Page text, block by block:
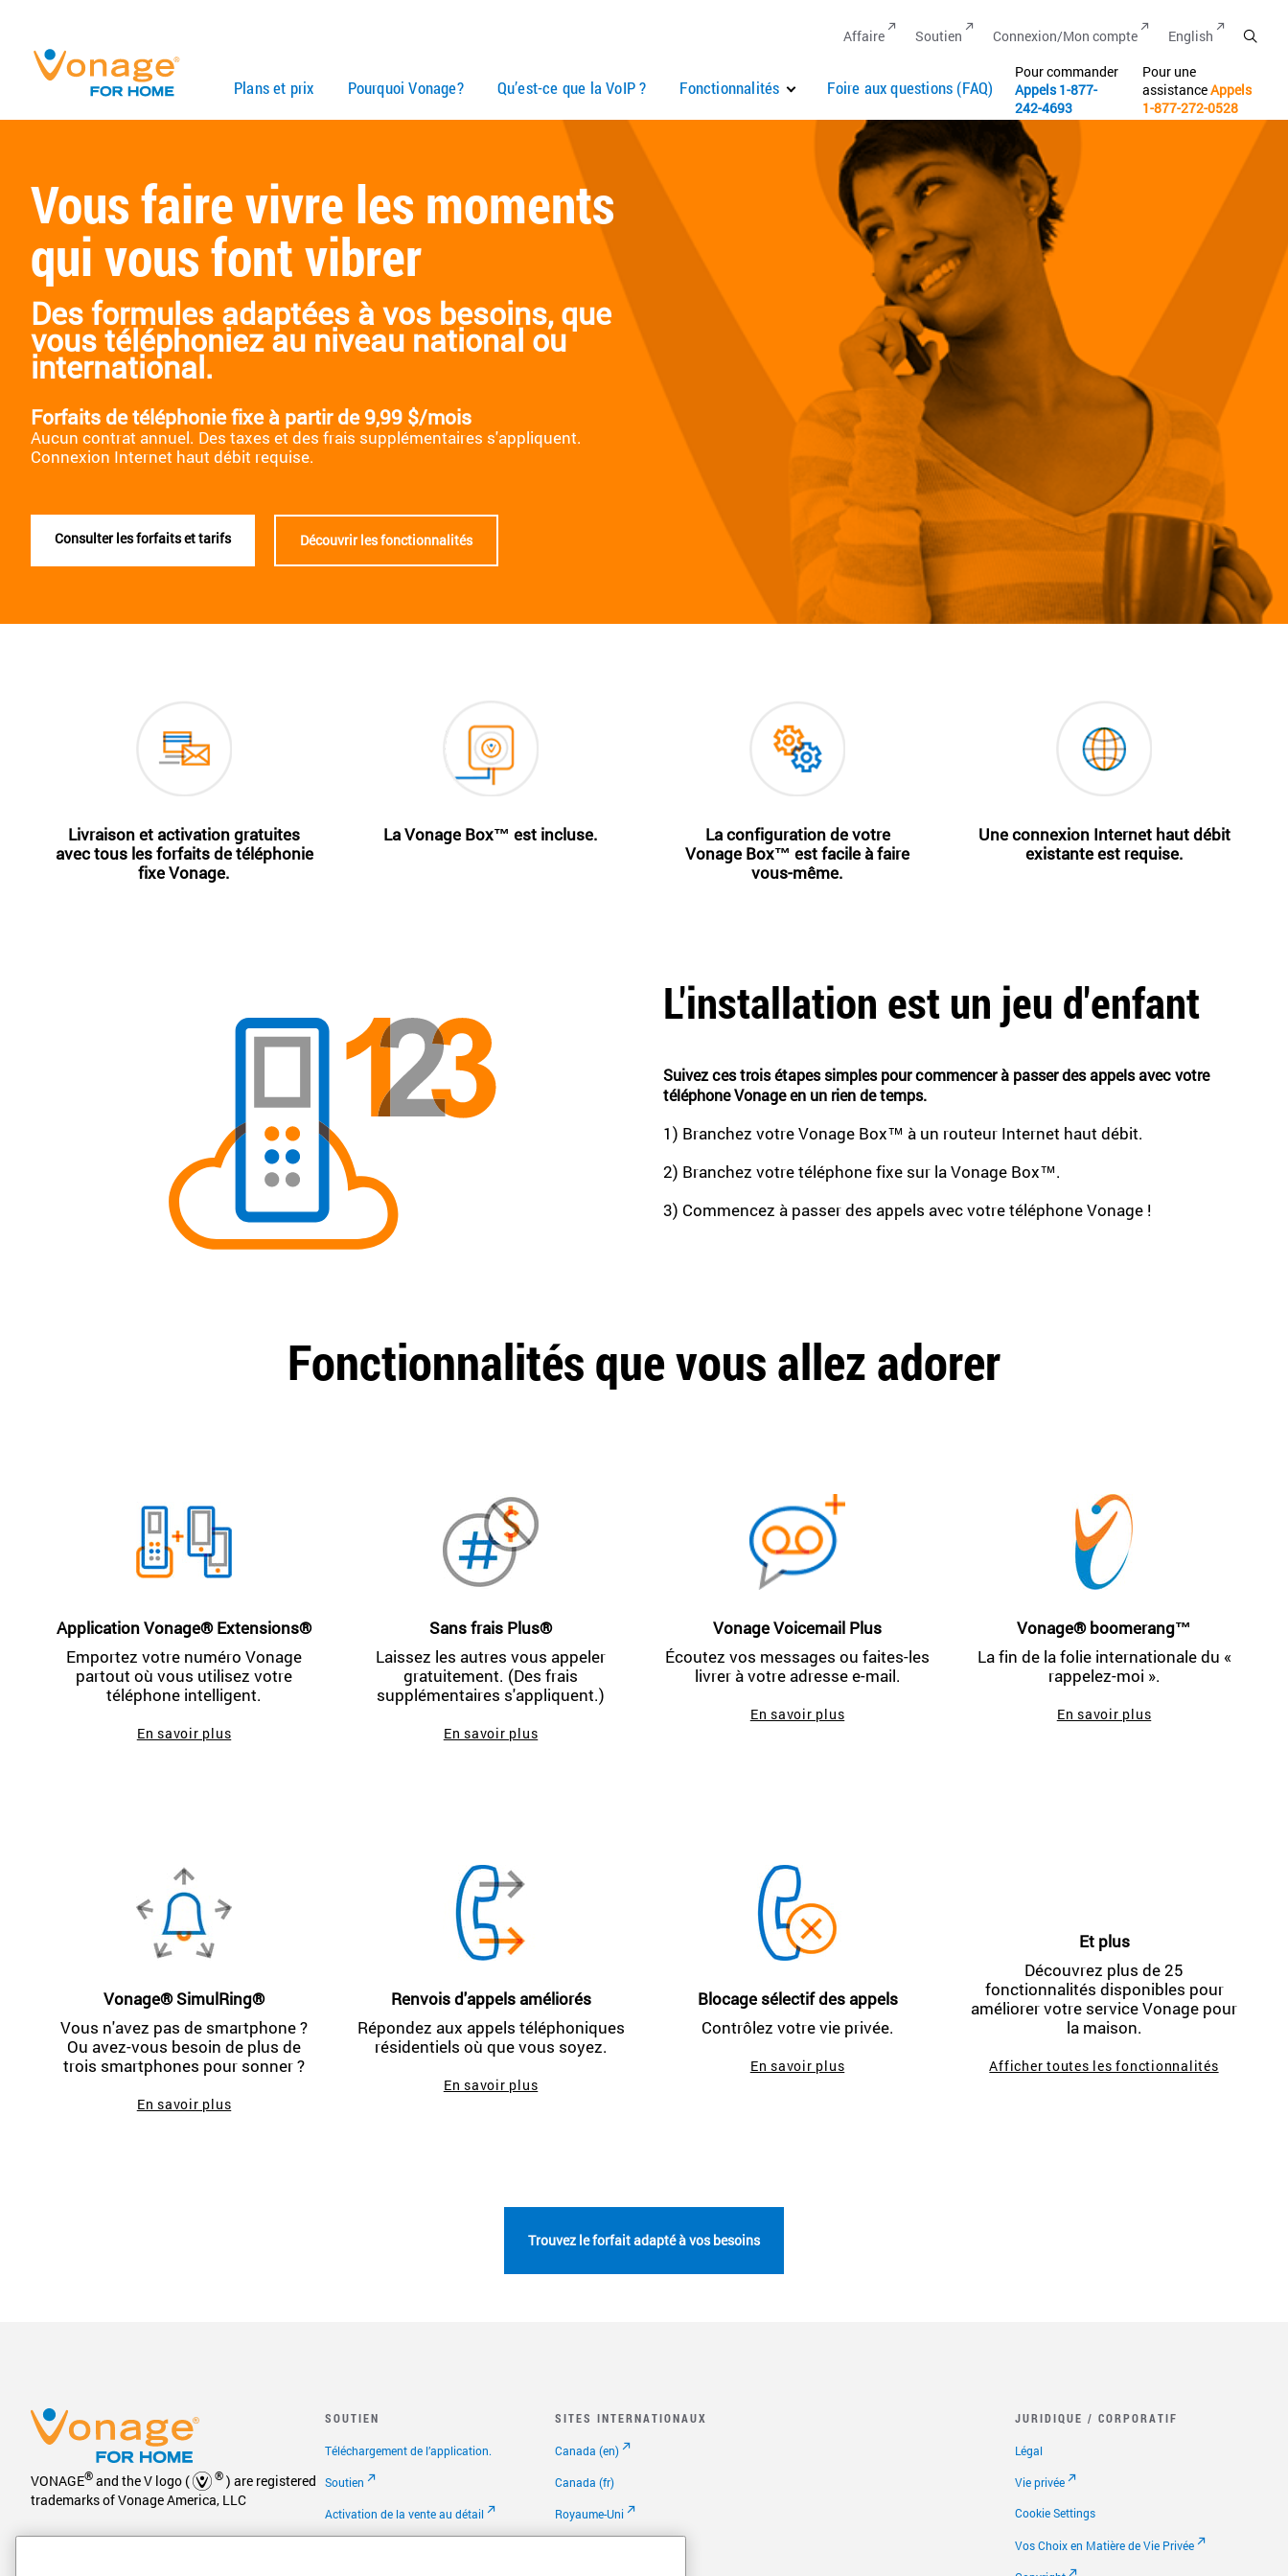
Plans et prix Pourquoi Vonage? Qu’est-ce que la VoIP ? Fonctionnalités Foire aux questions (FAQ)
Pour commander
Appels1-877-
242-4693
Pour une
assistanceAppels
1-877-272-0528
Affaire Soutien Connexion/Mon compte English
Vous faire vivre les moments
qui vous font vibrer
Des formules adaptées à vos besoins, que
vous téléphoniez au niveau national ou
international.
Forfaits de téléphonie fixe à partir de9,99 $/mois
Aucun contrat annuel. Des taxes et des frais supplémentaires s'appliquent.
Connexion Internet haut débit requise.
Consulter les forfaits et tarifs Découvrir les fonctionnalités
Livraison et activation gratuites
avec tous les forfaits de téléphonie
fixe Vonage.
La Vonage Box™ est incluse.
La configuration de votre
Vonage Box™ est facile à faire
vous-même.
Une connexion Internet haut débit
existante est requise.
L'installation est un jeu d'enfant
Suivez ces trois étapes simples pour commencer à passer des appels avec votre
téléphone Vonage en un rien de temps.
1) Branchez votre Vonage Box™ à un routeur Internet haut débit.
2) Branchez votre téléphone fixe sur la Vonage Box™.
3) Commencez à passer des appels avec votre téléphone Vonage !
Fonctionnalités que vous allez adorer
Application Vonage® Extensions®
Emportez votre numéro Vonage
partout où vous utilisez votre
téléphone intelligent.
En savoir plus
Sans frais Plus®
Laissez les autres vous appeler
gratuitement. (Des frais
supplémentaires s'appliquent.)
En savoir plus
Vonage Voicemail Plus
Écoutez vos messages ou faites-les
livrer à votre adresse e-mail.
En savoir plus
Vonage® boomerang™
La fin de la folie internationale du «
rappelez-moi ».
En savoir plus
Vonage® SimulRing®
Vous n'avez pas de smartphone ?
Ou avez-vous besoin de plus de
trois smartphones pour sonner ?
En savoir plus
Renvois d'appels améliorés
Répondez aux appels téléphoniques
résidentiels où que vous soyez.
En savoir plus
Blocage sélectif des appels
Contrôlez votre vie privée.
En savoir plus
Et plus
Découvrez plus de 25
fonctionnalités disponibles pour
améliorer votre service Vonage pour
la maison.
Afficher toutes les fonctionnalités
Trouvez le forfait adapté à vos besoins
VONAGE® and the V logo ( ® ) are registered
trademarks of Vonage America, LLC
SOUTIEN
Téléchargement de l’application.
Soutien
Activation de la vente au détail
SITES INTERNATIONAUX
Canada (en)
Canada (fr)
Royaume-Uni
JURIDIQUE / CORPORATIF
Légal
Vie privée
Cookie Settings
Vos Choix en Matière de Vie Privée